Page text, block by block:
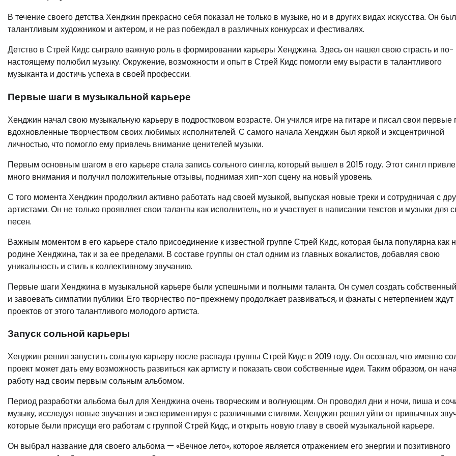
В течение своего детства Хенджин прекрасно себя показал не только в музыке, но и в других видах искусства. Он был
талантливым художником и актером, и не раз побеждал в различных конкурсах и фестивалях.
Детство в Стрей Кидс сыграло важную роль в формировании карьеры Хенджина. Здесь он нашел свою страсть и по-
настоящему полюбил музыку. Окружение, возможности и опыт в Стрей Кидс помогли ему вырасти в талантливого
музыканта и достичь успеха в своей профессии.
Первые шаги в музыкальной карьере
Хенджин начал свою музыкальную карьеру в подростковом возрасте. Он учился игре на гитаре и писал свои первые
вдохновленные творчеством своих любимых исполнителей. С самого начала Хенджин был яркой и эксцентричной
личностью, что помогло ему привлечь внимание ценителей музыки.
Первым основным шагом в его карьере стала запись сольного сингла, который вышел в 2015 году. Этот сингл
много внимания и получил положительные отзывы, поднимая хип-хоп сцену на новый уровень.
С того момента Хенджин продолжил активно работать над своей музыкой, выпуская новые треки и сотрудничая с
артистами. Он не только проявляет свои таланты как исполнитель, но и участвует в написании текстов и музыки для
песен.
Важным моментом в его карьере стало присоединение к известной группе Стрей Кидс, которая была популярна как
родине Хенджина, так и за ее пределами. В составе группы он стал одним из главных вокалистов, добавляя свою
уникальность и стиль к коллективному звучанию.
Первые шаги Хенджина в музыкальной карьере были успешными и полными таланта. Он сумел создать
и завоевать симпатии публики. Его творчество по-прежнему продолжает развиваться, и фанаты с нетерпением
проектов от этого талантливого молодого артиста.
Запуск сольной карьеры
Хенджин решил запустить сольную карьеру после распада группы Стрей Кидс в 2019 году. Он осознал, что именно
проект может дать ему возможность развиться как артисту и показать свои собственные идеи. Таким образом, он
работу над своим первым сольным альбомом.
Период разработки альбома был для Хенджина очень творческим и волнующим. Он проводил дни и ночи, пиша и
музыку, исследуя новые звучания и экспериментируя с различными стилями. Хенджин решил уйти от привычных
которые были присущи его работам с группой Стрей Кидс, и открыть новую главу в своей музыкальной карьере.
Он выбрал название для своего альбома — «Вечное лето», которое является отражением его энергии и позитивного